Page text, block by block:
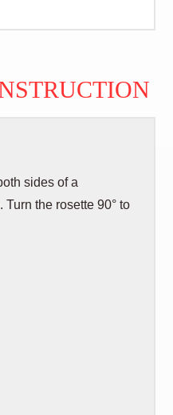
sides of a
the rosette 90° to